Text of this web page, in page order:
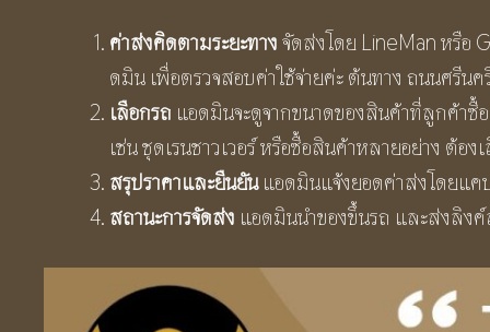
ค่าส่งคิดตามระยะทางจัดส่งโดย LineMan หรือ
ดมิน เพื่อตรวจสอบค่าใช้จ่ายค่ะ ต้นทาง ถนนศรีนค
เลือกรถ แอดมินจะดูจากขนาดของสินค้าที่ลูกค้าซื้
เช่น ชุดเรนชาวเวอร์ หรือซื้อสินค้าหลายอย่าง ต้อ
สรุปราคาและยืนยันแอดมินแจ้งยอดค่าส่งโดยแค
สถานะการจัดส่ง แอดมินนำของขึ้นรถ และส่งลิง